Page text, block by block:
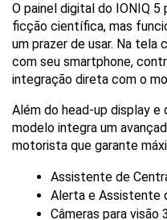
O painel digital do IONIQ
ficção científica, mas
um prazer de usar. Na tela
com seu smartphone,
integração direta com o
Além do head-up display e
modelo integra um
motorista que garante
Assistente de
Alerta e Assistente
Câmeras para visão